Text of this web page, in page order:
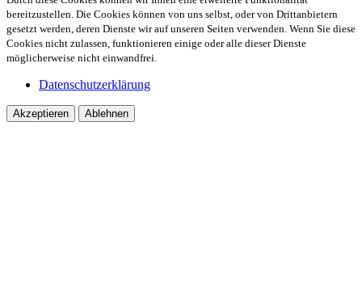
bereitzustellen. Die Cookies können von uns selbst, oder von Drittanbietern
gesetzt werden, deren Dienste wir auf unseren Seiten verwenden. Wenn Sie diese
Cookies nicht zulassen, funktionieren einige oder alle dieser Dienste
möglicherweise nicht einwandfrei.
Datenschutzerklärung
Akzeptieren Ablehnen